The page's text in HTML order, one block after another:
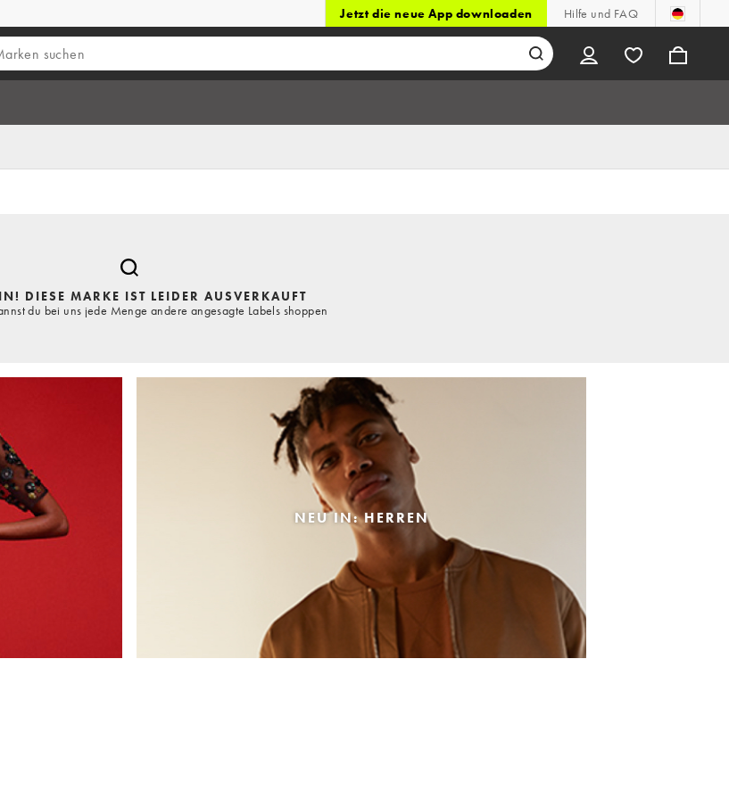
Jetzt die neue App downloaden Hilfe und FAQ
DIESE MARKE IST LEIDER AUSVERKAUFT
du bei uns jede Menge andere angesagte Labels shoppen
NEU IN: HERREN